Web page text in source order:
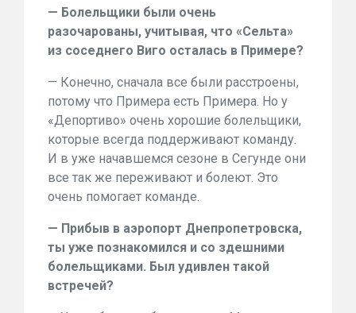
— Болельщики были очень
разочарованы, учитывая, что «Сельта»
из соседнего Виго осталась в Примере?
— Конечно, сначала все были расстроены,
потому что Примера есть Примера. Но у
«Депортиво» очень хорошие болельщики,
которые всегда поддерживают команду.
И в уже начавшемся сезоне в Сегунде они
все так же переживают и болеют. Это
очень помогает команде.
— Прибыв в аэропорт Днепропетровска,
ты уже познакомился и со здешними
болельщиками. Был удивлен такой
встречей?